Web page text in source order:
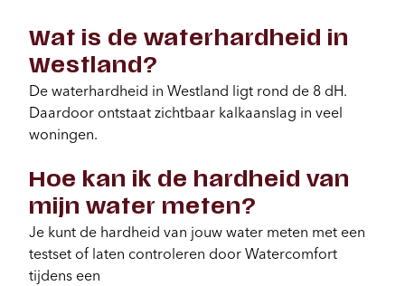
Wat is de waterhardheid in
Westland?
De waterhardheid in Westland ligt rond de 8 dH.
Daardoor ontstaat zichtbaar kalkaanslag in veel
woningen.
Hoe kan ik de hardheid van
mijn water meten?
Je kunt de hardheid van jouw water meten met een
testset of laten controleren door Watercomfort
tijdens een